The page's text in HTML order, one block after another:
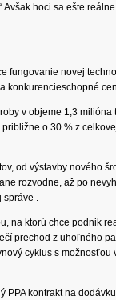
Avšak hoci sa ešte
fungovanie novej
konkurencieschopné
v objeme 1,3
o 30 % z
od výstavby nového
rozvodne, až po
.
na ktorú chce podnik
prechod z uhoľného
cyklus s
PPA kontrakt na